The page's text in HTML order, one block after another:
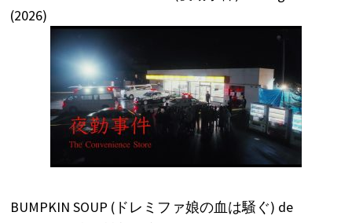
(2026)
BUMPKIN SOUP (ドレミファ娘の血は騒ぐ) de